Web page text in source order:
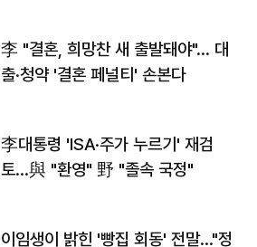
李 "결혼, 희망찬 새 출발돼야"… 대
출·청약 '결혼 페널티' 손본다
李대통령 'ISA·주가 누르기' 재검
토…與 "환영" 野 "졸속 국정"
이임생이 밝힌 '빵집 회동' 전말…"정